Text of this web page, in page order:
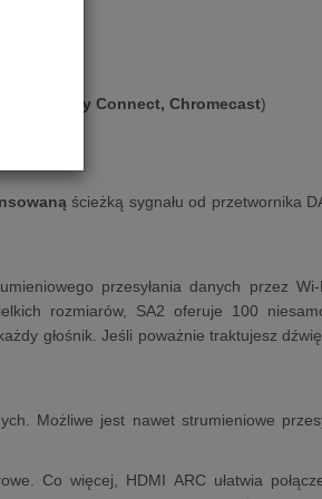
Spotify Connect, Chromecast)
ścieżką sygnału od przetwornika
przesyłania danych przez Wi-
rozmiarów, SA2 oferuje 100
głośnik. Jeśli poważnie traktujesz
Możliwe jest nawet strumieniowe
Co więcej, HDMI ARC ułatwia